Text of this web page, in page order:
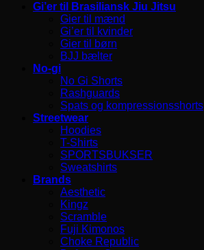
Gi’er til Brasiliansk Jiu Jitsu
Gier til mænd
Gi’er til kvinder
Gier til børn
BJJ bælter
No-gi
No Gi Shorts
Rashguards
Spats og kompressionsshorts
Streetwear
Hoodies
T-Shirts
SPORTSBUKSER
Sweatshirts
Brands
Aesthetic
Kingz
Scramble
Fuji Kimonos
Choke Republic